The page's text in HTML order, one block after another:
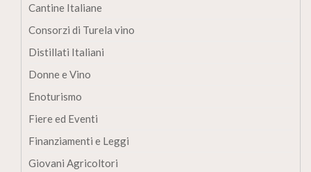
Cantine Italiane
Consorzi di Turela vino
Distillati Italiani
Donne e Vino
Enoturismo
Fiere ed Eventi
Finanziamenti e Leggi
Giovani Agricoltori